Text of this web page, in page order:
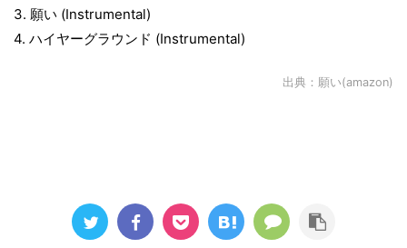
3. 願い (Instrumental)
4. ハイヤーグラウンド (Instrumental)
出典： 願い(amazon)